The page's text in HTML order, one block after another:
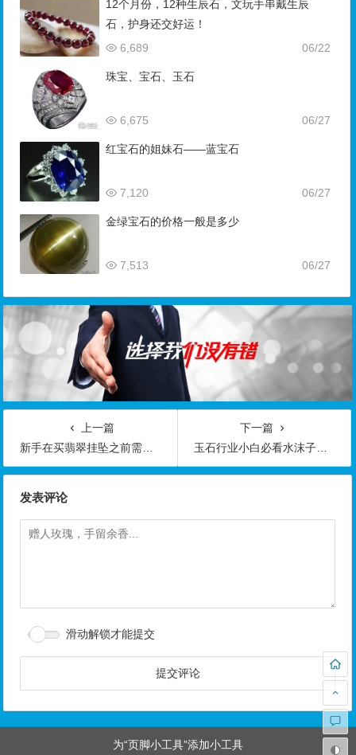
12个月份，12种生辰石，文玩手串戴生辰
石，护身还交好运！
06/22
6,689
珠宝、宝石、玉石
06/27
6,675
红宝石的姐妹石——蓝宝石
06/27
7,120
金绿宝石的价格一般是多少
06/27
7,513
上一篇
新手在买翡翠挂坠之前需要知道的5件事情
下一篇
玉石行业小白必看水沫子和翡翠的区别对比图解
发表评论
滑动解锁才能提交
为“页脚小工具”添加小工具